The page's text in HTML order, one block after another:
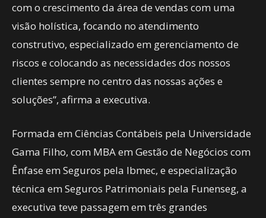
com o crescimento da área de vendas com uma
visão holística, focando no atendimento
construtivo, especializado em gerenciamento de
riscos e colocando as necessidades dos nossos
clientes sempre no centro das nossas ações e
soluções”, afirma a executiva.
Formada em Ciências Contábeis pela Universidade
Gama Filho, com MBA em Gestão de Negócios com
Ênfase em Seguros pela Ibmec, e especialização
técnica em Seguros Patrimoniais pela Funenseg, a
executiva teve passagem em três grandes